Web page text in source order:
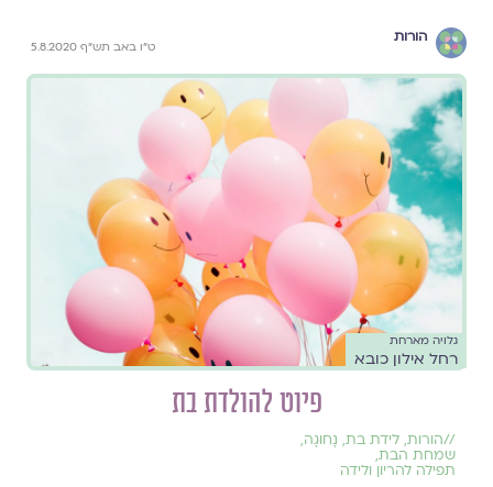
הורות
ט"ו באב תש"ף 5.8.2020
גלויה מארחת
רחל אילון כובא
פיוט להולדת בת
//הורות, לידת בת, נָחוּגָה,
שמחת הבת,
תפילה להריון ולידה